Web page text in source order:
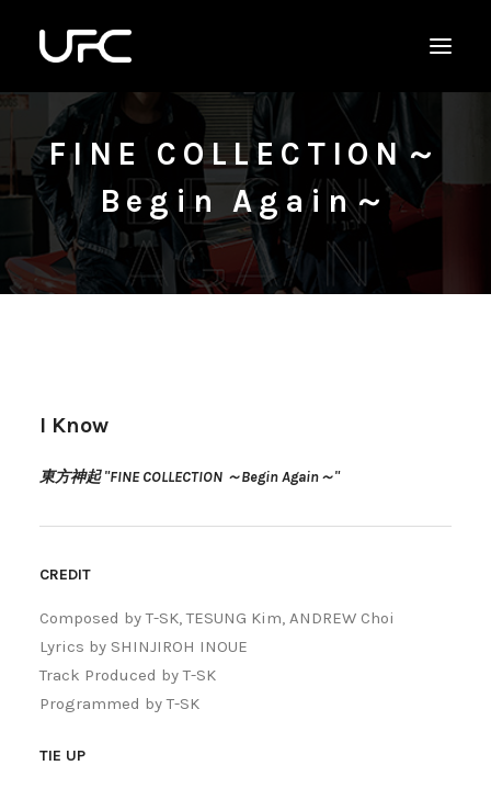
FINE COLLECTION～
Begin Again～
I Know
東方神起 "FINE COLLECTION ～Begin Again～"
CREDIT
Composed by T-SK, TESUNG Kim, ANDREW Choi
Lyrics by SHINJIROH INOUE
Track Produced by T-SK
Programmed by T-SK
TIE UP